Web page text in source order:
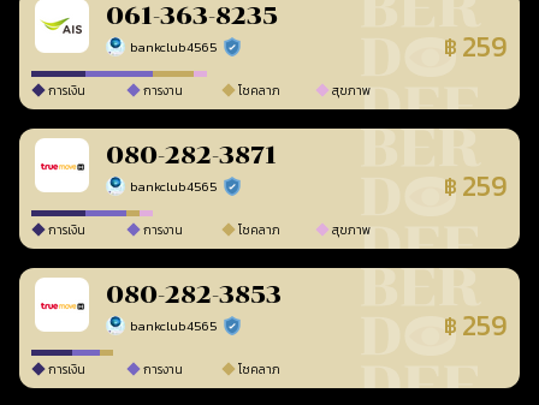
061-363-8235
bankclub4565 ร้านยืนยันแล้ว ฿ 259
การเงิน การงาน โชคลาภ สุขภาพ
080-282-3871
bankclub4565 ร้านยืนยันแล้ว ฿ 259
การเงิน การงาน โชคลาภ สุขภาพ
080-282-3853
bankclub4565 ร้านยืนยันแล้ว ฿ 259
การเงิน การงาน โชคลาภ